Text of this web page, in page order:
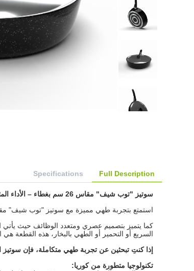
Full Description
Specifications
سوتيز "توب شيف" مقاس 26 سم بغطاء – الأداء المثالي في كل مرة
استمتع بتجربة طهي مميزة مع سوتيز "توب شيف" مقاس 26 سم بغطاء، الذي يجمع بين التصميم المناسب والتقنية المتطورة لتحقيق نتائج
كما يتميز بتصميم عصري ومتعدد الوظائف حيث يأتي
السريع أو التحمير أو الطهي بالبخار، هذه القطعة هي
إذا كنتِ تبحثين عن تجربة طهي متكاملة، فإن
تكنولوجيا متطورة من كوريا: